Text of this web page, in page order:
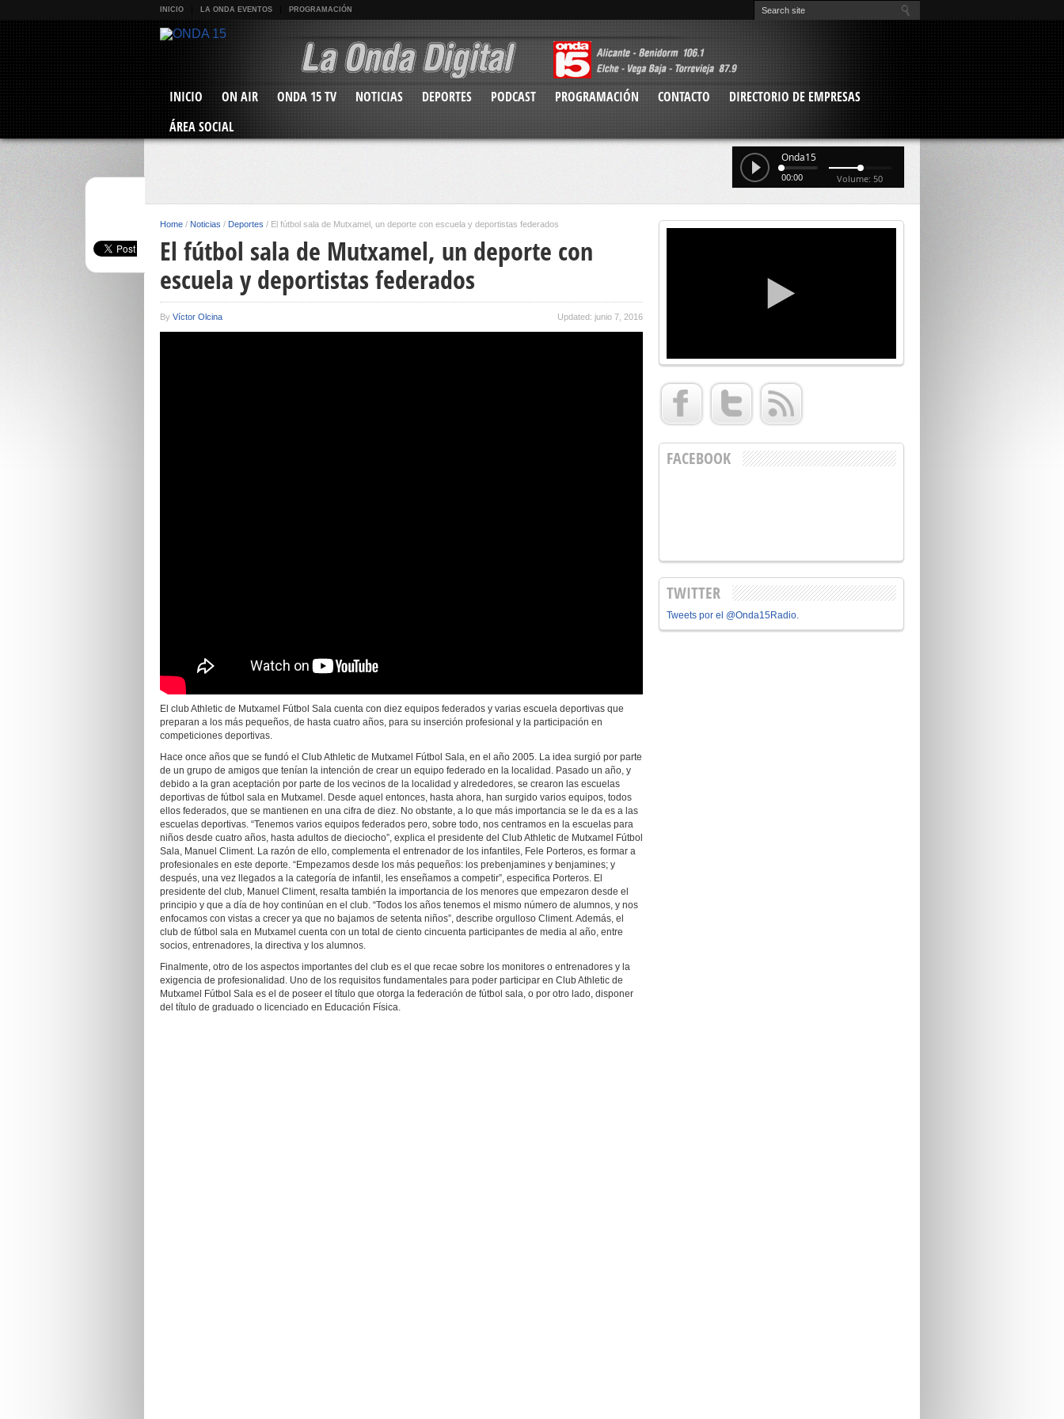
INICIO LA ONDA EVENTOS PROGRAMACIÓN
INICIO ON AIR ONDA 15 TV NOTICIAS DEPORTES PODCAST PROGRAMACIÓN CONTACTO
DIRECTORIO DE EMPRESAS
ÁREA SOCIAL
Onda15
00:00 Volume: 50
Home / Noticias / Deportes / El fútbol sala de Mutxamel, un deporte con escuela y deportistas federados
El fútbol sala de Mutxamel, un deporte con
escuela y deportistas federados
By Víctor Olcina Updated: junio 7, 2016
El club Athletic de Mutxamel Fútbol Sala cuenta con diez equipos federados y varias escuela deportivas que
preparan a los más pequeños, de hasta cuatro años, para su inserción profesional y la participación en
competiciones deportivas.
Hace once años que se fundó el Club Athletic de Mutxamel Fútbol Sala, en el año 2005. La idea surgió por parte
de un grupo de amigos que tenían la intención de crear un equipo federado en la localidad. Pasado un año, y
debido a la gran aceptación por parte de los vecinos de la localidad y alrededores, se crearon las escuelas
deportivas de fútbol sala en Mutxamel. Desde aquel entonces, hasta ahora, han surgido varios equipos, todos
ellos federados, que se mantienen en una cifra de diez. No obstante, a lo que más importancia se le da es a las
escuelas deportivas. “Tenemos varios equipos federados pero, sobre todo, nos centramos en la escuelas para
niños desde cuatro años, hasta adultos de dieciocho”, explica el presidente del Club Athletic de Mutxamel Fútbol
Sala, Manuel Climent. La razón de ello, complementa el entrenador de los infantiles, Fele Porteros, es formar a
profesionales en este deporte. “Empezamos desde los más pequeños: los prebenjamines y benjamines; y
después, una vez llegados a la categoría de infantil, les enseñamos a competir”, especifica Porteros. El
presidente del club, Manuel Climent, resalta también la importancia de los menores que empezaron desde el
principio y que a día de hoy continúan en el club. “Todos los años tenemos el mismo número de alumnos, y nos
enfocamos con vistas a crecer ya que no bajamos de setenta niños”, describe orgulloso Climent. Además, el
club de fútbol sala en Mutxamel cuenta con un total de ciento cincuenta participantes de media al año, entre
socios, entrenadores, la directiva y los alumnos.
Finalmente, otro de los aspectos importantes del club es el que recae sobre los monitores o entrenadores y la
exigencia de profesionalidad. Uno de los requisitos fundamentales para poder participar en Club Athletic de
Mutxamel Fútbol Sala es el de poseer el título que otorga la federación de fútbol sala, o por otro lado, disponer
del título de graduado o licenciado en Educación Física.
FACEBOOK
TWITTER
Tweets por el @Onda15Radio.